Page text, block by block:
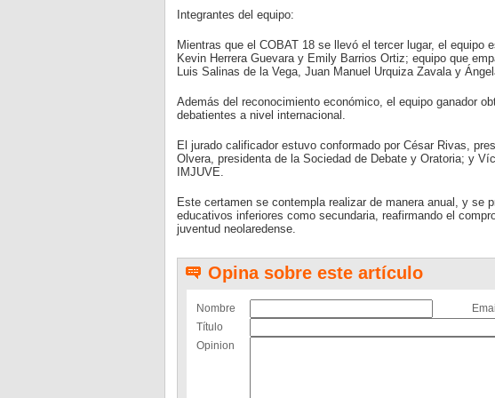
Integrantes del equipo:
Mientras que el COBAT 18 se llevó el tercer lugar, el equipo
Kevin Herrera Guevara y Emily Barrios Ortiz; equipo que
Luis Salinas de la Vega, Juan Manuel Urquiza Zavala y
Además del reconocimiento económico, el equipo ganador
debatientes a nivel internacional.
El jurado calificador estuvo conformado por César Rivas,
Olvera, presidenta de la Sociedad de Debate y Oratoria; y
IMJUVE.
Este certamen se contempla realizar de manera anual, y se
educativos inferiores como secundaria, reafirmando el
juventud neolaredense.
Opina sobre este artículo
Nombre
Email
Título
Opinion